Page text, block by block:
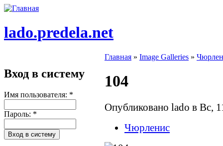
lado.predela.net
Вход в систему
Имя пользователя: *
Пароль: *
Главная » Image Galleries »
104
Опубликовано lado в Вс,
Чюрленис